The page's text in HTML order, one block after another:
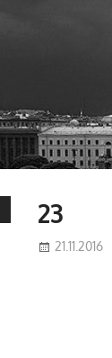
23
21.11.2016